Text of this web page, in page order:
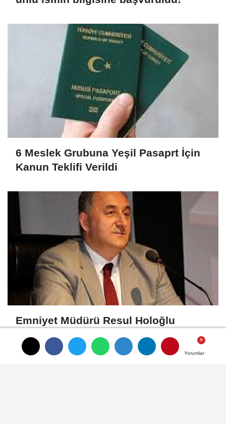
Yorumlar
Yorumlar
6 Meslek Grubuna Yeşil Pasaprt İçin
Kanun Teklifi Verildi
Emniyet Müdürü Resul Holoğlu
Mahkeme Kararıyla Göreve Döndü..!
Yorumlar